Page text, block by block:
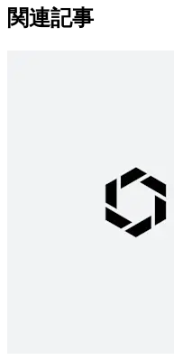
関連記事